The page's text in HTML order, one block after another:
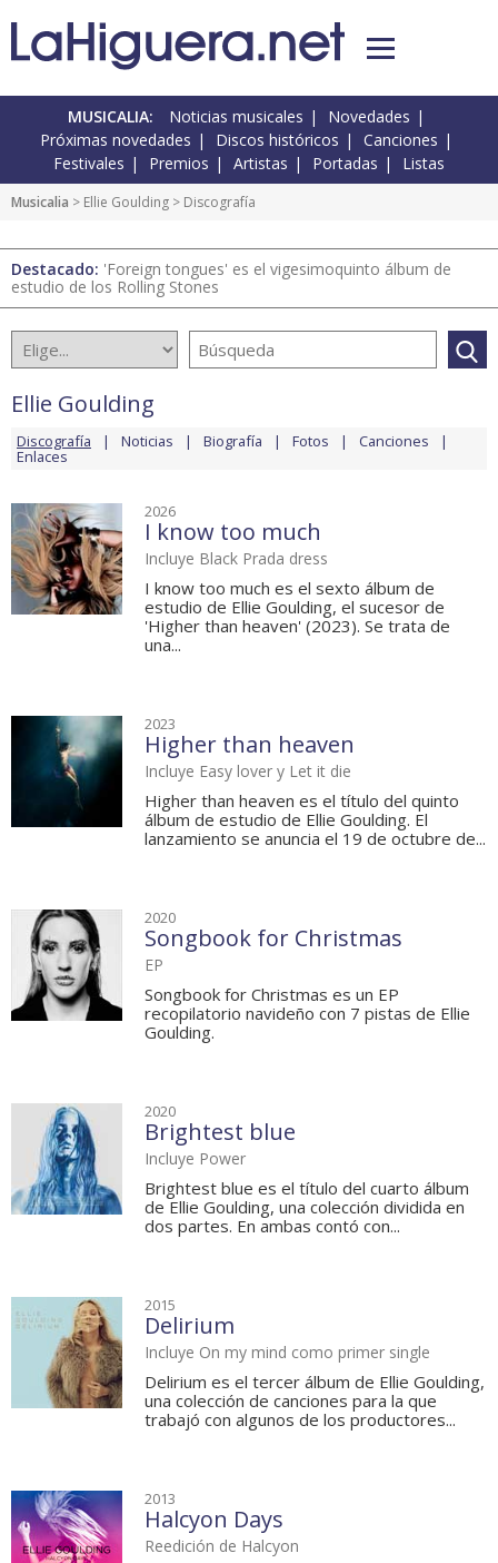
MUSICALIA: Noticias musicales
Novedades
Próximas novedades
Discos históricos
Canciones
Festivales
Premios Artistas Portadas Listas
Musicalia > Ellie Goulding > Discografía
Destacado: 'Foreign tongues' es el vigesimoquinto álbum de
estudio de los Rolling Stones
Ellie Goulding
Discografía Noticias Biografía Fotos Canciones
Enlaces
2026
I know too much
Incluye Black Prada dress
I know too much es el sexto álbum de
estudio de Ellie Goulding, el sucesor de
'Higher than heaven' (2023). Se trata de
una...
2023
Higher than heaven
Incluye Easy lover y Let it die
Higher than heaven es el título del quinto
álbum de estudio de Ellie Goulding. El
lanzamiento se anuncia el 19 de octubre de...
2020
Songbook for Christmas
EP
Songbook for Christmas es un EP
recopilatorio navideño con 7 pistas de Ellie
Goulding.
2020
Brightest blue
Incluye Power
Brightest blue es el título del cuarto álbum
de Ellie Goulding, una colección dividida en
dos partes. En ambas contó con...
2015
Delirium
Incluye On my mind como primer single
Delirium es el tercer álbum de Ellie Goulding,
una colección de canciones para la que
trabajó con algunos de los productores...
2013
Halcyon Days
Reedición de Halcyon